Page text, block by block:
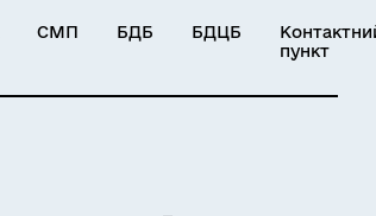
СМП БДБ БДЦБ
пункт